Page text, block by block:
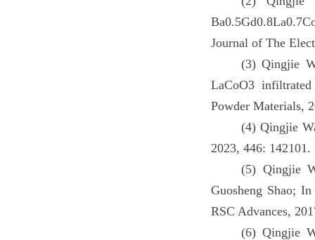
Journal of The
(3) Qingjie
LaCoO3
Powder Materials,
(4) Qingjie
2023, 446: 142101.
(5) Qingjie
Guosheng Shao;
RSC Advances,
(6) Qingjie